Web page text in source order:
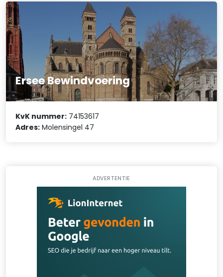
Ersee Bewindvoering
KvK nummer: 74153617
Adres: Molensingel 47
ADVERTENTIE